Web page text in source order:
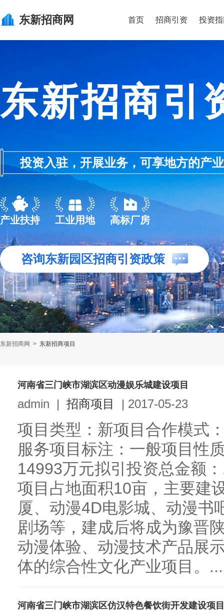
东新招商网 首页 招商引资 投资
东新招商引
投资入驻，开展业务，可享地方的产
产业扶持 工业用地 高标厂房
咨询东新园区招商引资政策
东新招商网 > 东新招商项目
河南省三门峡市湖滨区动漫娱乐城建设项目
admin | 招商项目 | 2017-05-23
项目类型：新项目合作模式
服务项目标注：一般项目性
14993万元拟引投资总金额
项目占地面积10亩，主要建
厦、动漫4D电影城、动漫书
剧场等，建成后将成为豫晋
动漫体验、动漫技术产品展
体的综合性文化产业项目。...
河南省三门峡市湖滨区仿汉特色餐饮街开发建设项目